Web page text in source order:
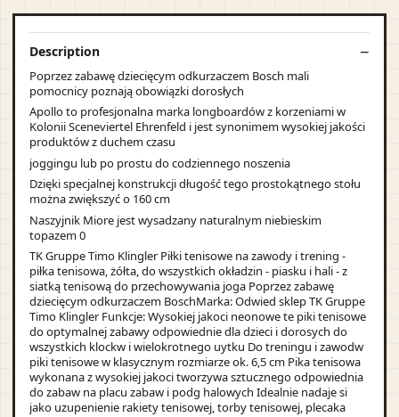
Description
Poprzez zabawę dziecięcym odkurzaczem Bosch mali
pomocnicy poznają obowiązki dorosłych
Apollo to profesjonalna marka longboardów z korzeniami w
Kolonii Sceneviertel Ehrenfeld i jest synonimem wysokiej jakości
produktów z duchem czasu
joggingu lub po prostu do codziennego noszenia
Dzięki specjalnej konstrukcji długość tego prostokątnego stołu
można zwiększyć o 160 cm
Naszyjnik Miore jest wysadzany naturalnym niebieskim
topazem 0
TK Gruppe Timo Klingler Piłki tenisowe na zawody i trening -
piłka tenisowa, żółta, do wszystkich okładzin - piasku i hali - z
siatką tenisową do przechowywania joga Poprzez zabawę
dziecięcym odkurzaczem BoschMarka: Odwied sklep TK Gruppe
Timo Klingler Funkcje: Wysokiej jakoci neonowe te piki tenisowe
do optymalnej zabawy odpowiednie dla dzieci i dorosych do
wszystkich klockw i wielokrotnego uytku Do treningu i zawodw
piki tenisowe w klasycznym rozmiarze ok. 6,5 cm Pika tenisowa
wykonana z wysokiej jakoci tworzywa sztucznego odpowiednia
do zabaw na placu zabaw i podg halowych Idealnie nadaje si
jako uzupenienie rakiety tenisowej, torby tenisowej, plecaka